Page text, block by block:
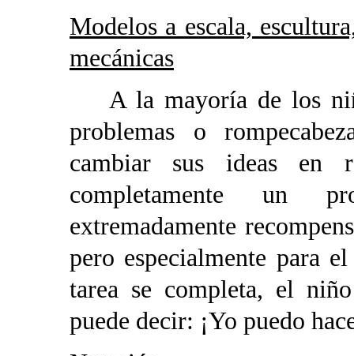
Modelos a escala,
mecánicas
A la mayoría de los
problemas o
cambiar sus ideas en
completamente un
extremadamente
pero especialmente para
tarea se completa, el
puede decir: ¡Yo puedo